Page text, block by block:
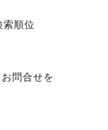
索順位
問合せを